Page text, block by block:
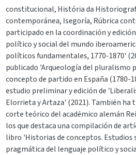
constitucional, História da
contemporánea, Isegoría, Rúbrica
participado en la coordinación y
político y social del mundo
políticos fundamentales, 1770-1870'
publicado 'Arqueología del pluralismo
concepto de partido en España (1780-
estudio preliminar y edición de
Elorrieta y Artaza' (2021). También ha
corte teórico del académico alemán
los que destaca una compilación de
libro 'Historias de conceptos. Estudios
pragmática del lenguaje político y